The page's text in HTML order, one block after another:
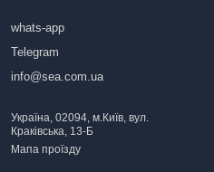
whats-app
Telegram
info@sea.com.ua
Україна, 02094, м.Київ, вул.
Краківська, 13-Б
Мапа проїзду